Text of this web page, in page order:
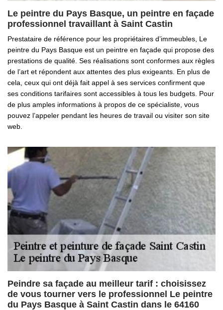
Le peintre du Pays Basque, un peintre en façade
professionnel travaillant à Saint Castin
Prestataire de référence pour les propriétaires d’immeubles, Le
peintre du Pays Basque est un peintre en façade qui propose des
prestations de qualité. Ses réalisations sont conformes aux règles
de l’art et répondent aux attentes des plus exigeants. En plus de
cela, ceux qui ont déjà fait appel à ses services confirment que
ses conditions tarifaires sont accessibles à tous les budgets. Pour
de plus amples informations à propos de ce spécialiste, vous
pouvez l’appeler pendant les heures de travail ou visiter son site
web.
Peindre sa façade au meilleur tarif : choisissez
de vous tourner vers le professionnel Le peintre
du Pays Basque à Saint Castin dans le 64160